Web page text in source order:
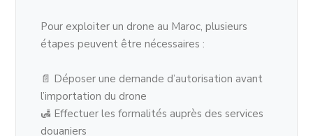
Pour exploiter un drone au Maroc, plusieurs
étapes peuvent être nécessaires :
📄 Déposer une demande d’autorisation avant
l’importation du drone
🛃 Effectuer les formalités auprès des services
douaniers